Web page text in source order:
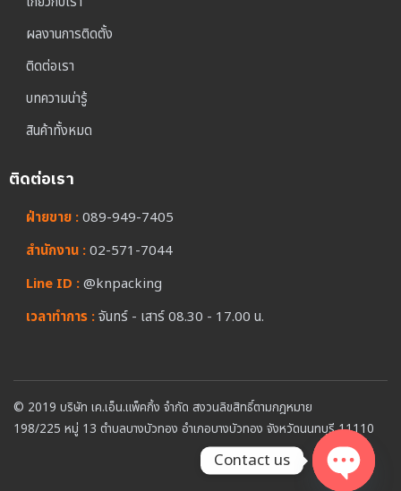
ผลงานการติดตั้ง
ติดต่อเรา
บทความน่ารู้
สินค้าทั้งหมด
ติดต่อเรา
ฝ่ายขาย :089-949-7405
สำนักงาน :02-571-7044
Line ID :@knpacking
เวลาทำการ :จันทร์ - เสาร์ 08.30 - 17.00 น.
© 2019 บริษัท เค.เอ็น.แพ็คกิ้ง จำกัด สงวนลิขสิทธิ์ตามกฎหมาย
198/225 หมู่ 13 ตำบลบางบัวทอง อำเภอบางบัวทอง จังหวัดนนทบุรี 11110
Contact us